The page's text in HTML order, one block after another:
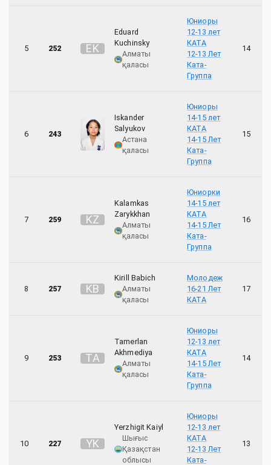
5 252 EK
Eduard
Kuchinsky
Алматы
қаласы
Юниоры
12-13 лет
КАТА
12-13 Лет
Ката-
Группа
14
6 243
Iskander
Salyukov
Астана
қаласы
Юниоры
14-15 лет
КАТА
14-15 Лет
Ката-
Группа
15
7 259 KZ
Kalamkas
Zarykkhan
Алматы
қаласы
Юниорки
14-15 лет
КАТА
14-15 Лет
Ката-
Группа
16
8 257 KB
Kirill Babich
Алматы
қаласы
Молодеж
16-21 Лет
КАТА
17
9 253 TA
Tamerlan
Akhmediya
Алматы
қаласы
Юниоры
12-13 лет
КАТА
14-15 Лет
Ката-
Группа
14
10 227 YK
Yerzhigit Kaiyl
Шығыс
Қазақстан
облысы
Юниоры
12-13 лет
КАТА
12-13 Лет
Ката-
13